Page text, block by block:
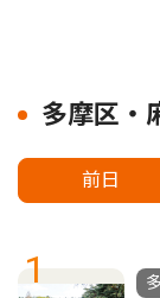
多摩区・
前日
1